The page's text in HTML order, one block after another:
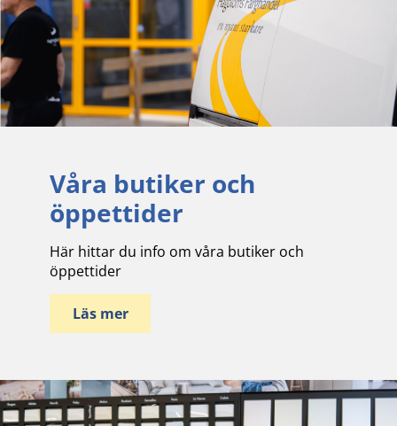
Våra butiker och
öppettider
Här hittar du info om våra butiker och
öppettider
Läs mer